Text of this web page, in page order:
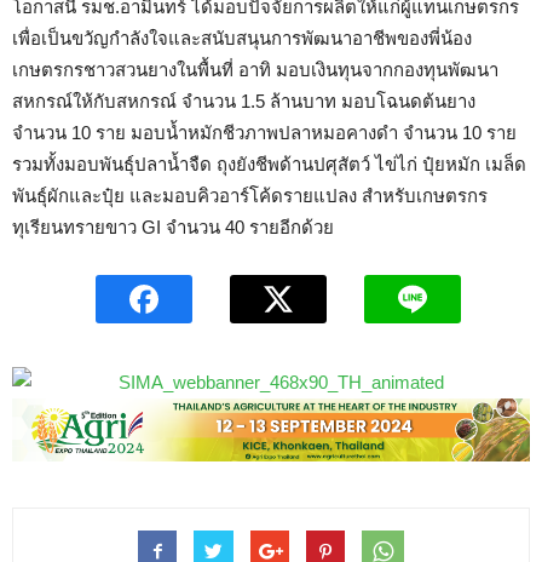
โอกาสนี้ รมช.อามินทร์ ได้มอบปัจจัยการผลิตให้แก่ผู้แทนเกษตรกร
เพื่อเป็นขวัญกำลังใจและสนับสนุนการพัฒนาอาชีพของพี่น้อง
เกษตรกรชาวสวนยางในพื้นที่ อาทิ มอบเงินทุนจากกองทุนพัฒนา
สหกรณ์ให้กับสหกรณ์ จำนวน 1.5 ล้านบาท มอบโฉนดต้นยาง
จำนวน 10 ราย มอบน้ำหมักชีวภาพปลาหมอคางดำ จำนวน 10 ราย
รวมทั้งมอบพันธุ์ปลาน้ำจืด ถุงยังชีพด้านปศุสัตว์ ไข่ไก่ ปุ๋ยหมัก เมล็ด
พันธุ์ผักและปุ๋ย และมอบคิวอาร์โค้ดรายแปลง สำหรับเกษตรกร
ทุเรียนทรายขาว GI จำนวน 40 รายอีกด้วย